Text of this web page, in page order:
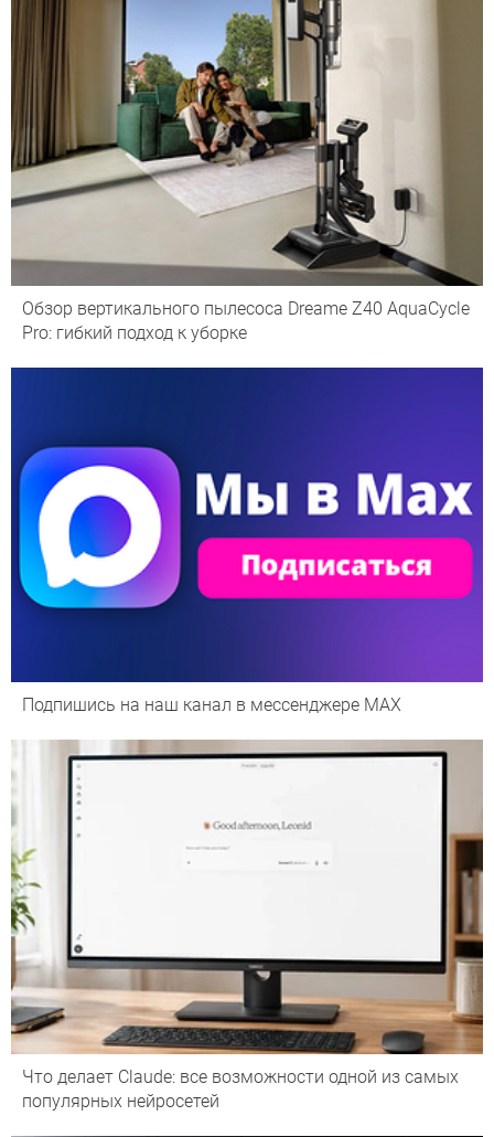
Обзор вертикального пылесоса Dreame Z40 AquaCycle
Pro: гибкий подход к уборке
Подпишись на наш канал в мессенджере МАХ
Что делает Сlaude: все возможности одной из самых
популярных нейросетей